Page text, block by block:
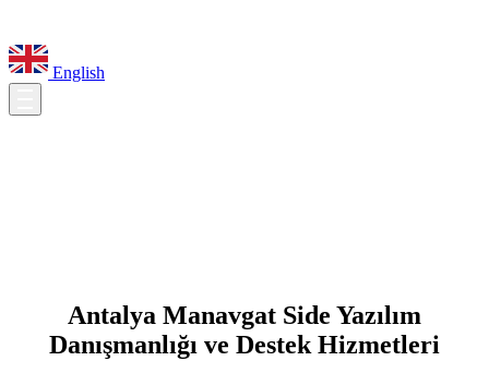
English
Antalya Manavgat Side Yazılım
Danışmanlığı ve Destek Hizmetleri